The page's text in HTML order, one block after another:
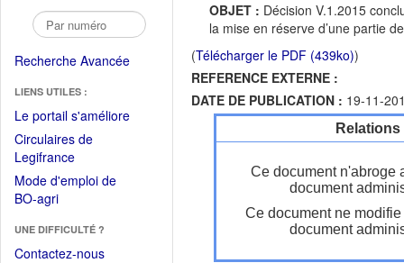
Recherche Avancée
LIENS UTILES :
Le portail s'améliore(Fichier
Circulaires de
Legifrance(Ouvrir
dans
une
fenêtre)
Mode d'emploi de
BO-agri(Ouvrir
une
nouvelle
UNE DIFFICULTÉ ?
Contactez-nous
OBJET : Décision V.1.2015
la mise en réserve d’une partie
(Télécharger le PDF (439ko))
REFERENCE EXTERNE :
DATE DE PUBLICATION : 19-11-
Ce document n'abroge
document
Ce document ne
document